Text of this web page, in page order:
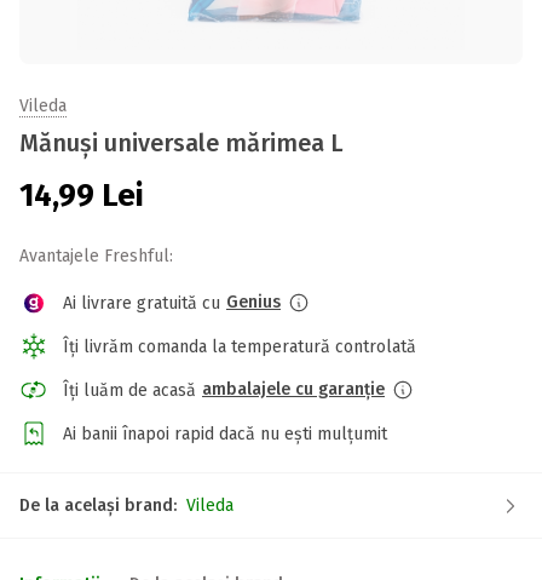
Vileda
Mănuși universale mărimea L
14,99 Lei
Avantajele Freshful:
Ai livrare gratuită cu Genius
Îți livrăm comanda la temperatură controlată
Îți luăm de acasă ambalajele cu garanție
Ai banii înapoi rapid dacă nu ești mulțumit
De la același brand: Vileda